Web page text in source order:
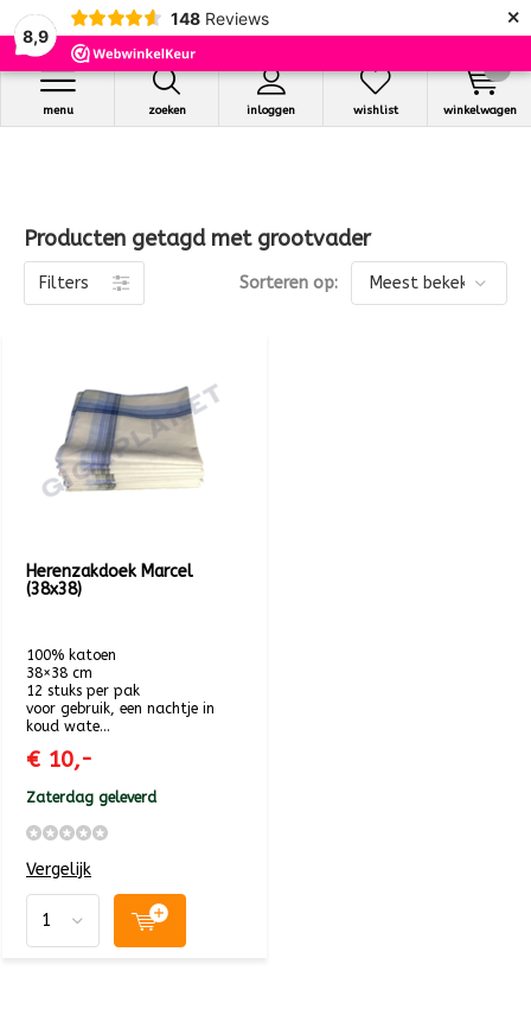
8,9
148 Reviews ×
zoeken inloggen
menu wishlist winkelwagen
Producten getagd met grootvader
Filters Sorteren op:
Herenzakdoek Marcel
(38x38)
100% katoen
38×38 cm
12 stuks per pak
voor gebruik, een nachtje in
koud wate...
€ 10,-
Zaterdag geleverd
Vergelijk